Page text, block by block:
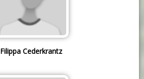
Filippa Cederkrantz